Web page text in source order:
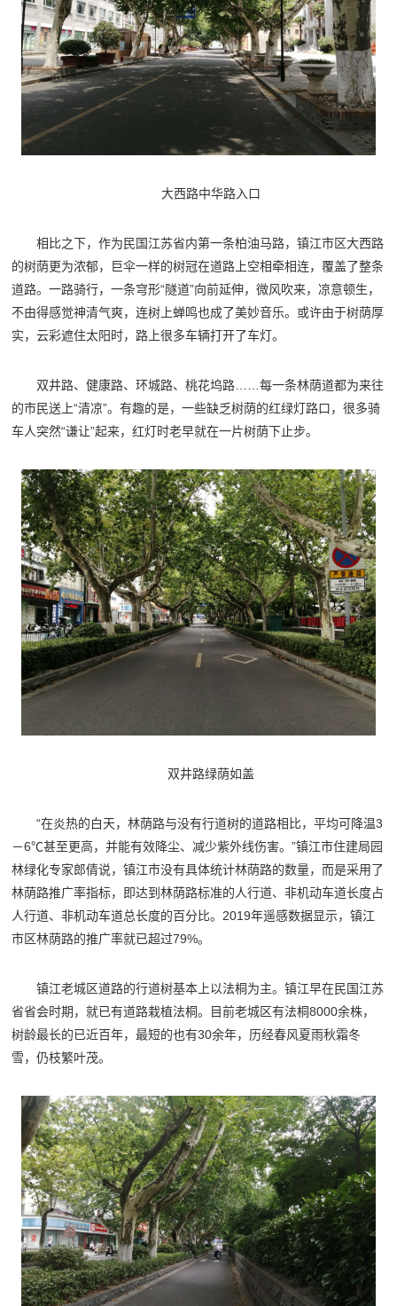
大西路中华路入口
相比之下，作为民国江苏省内第一条柏油马路，镇江市区大西路
的树荫更为浓郁，巨伞一样的树冠在道路上空相牵相连，覆盖了整条
道路。一路骑行，一条穹形“隧道”向前延伸，微风吹来，凉意顿生，
不由得感觉神清气爽，连树上蝉鸣也成了美妙音乐。或许由于树荫厚
实，云彩遮住太阳时，路上很多车辆打开了车灯。
双井路、健康路、环城路、桃花坞路……每一条林荫道都为来往
的市民送上“清凉”。有趣的是，一些缺乏树荫的红绿灯路口，很多骑
车人突然“谦让”起来，红灯时老早就在一片树荫下止步。
双井路绿荫如盖
“在炎热的白天，林荫路与没有行道树的道路相比，平均可降温3
－6℃甚至更高，并能有效降尘、减少紫外线伤害。”镇江市住建局园
林绿化专家郎倩说，镇江市没有具体统计林荫路的数量，而是采用了
林荫路推广率指标，即达到林荫路标准的人行道、非机动车道长度占
人行道、非机动车道总长度的百分比。2019年遥感数据显示，镇江
市区林荫路的推广率就已超过79%。
镇江老城区道路的行道树基本上以法桐为主。镇江早在民国江苏
省省会时期，就已有道路栽植法桐。目前老城区有法桐8000余株，
树龄最长的已近百年，最短的也有30余年，历经春风夏雨秋霜冬
雪，仍枝繁叶茂。